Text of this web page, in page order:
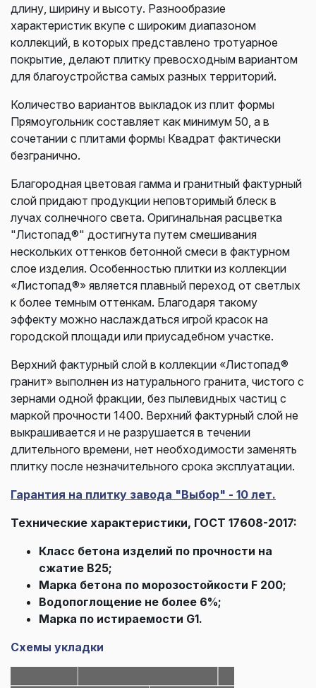
длину, ширину и высоту. Разнообразие
характеристик вкупе с широким диапазоном
коллекций, в которых представлено тротуарное
покрытие, делают плитку превосходным вариантом
для благоустройства самых разных территорий.
Количество вариантов выкладок из плит формы
Прямоугольник составляет как минимум 50, а в
сочетании с плитами формы Квадрат фактически
безгранично.
Благородная цветовая гамма и гранитный фактурный
слой придают продукции неповторимый блеск в
лучах солнечного света. Оригинальная расцветка
"Листопад®" достигнута путем смешивания
нескольких оттенков бетонной смеси в фактурном
слое изделия. Особенностью плитки из коллекции
«Листопад®» является плавный переход от светлых
к более темным оттенкам. Благодаря такому
эффекту можно наслаждаться игрой красок на
городской площади или приусадебном участке.
Верхний фактурный слой в коллекции «Листопад®
гранит» выполнен из натурального гранита, чистого с
зернами одной фракции, без пылевидных частиц с
маркой прочности 1400. Верхний фактурный слой не
выкрашивается и не разрушается в течении
длительного времени, нет необходимости заменять
плитку после незначительного срока эксплуатации.
Гарантия на плитку завода "Выбор" - 10 лет.
Технические характеристики, ГОСТ 17608-2017:
Класс бетона изделий по прочности на
сжатие В25;
Марка бетона по морозостойкости F 200;
Водопоглощение не более 6%;
Марка по истираемости G1.
Схемы укладки